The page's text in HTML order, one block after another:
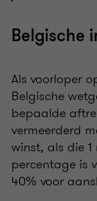
Belgische
Als voorloper
Belgische
bepaalde
vermeerderd
winst, als die
percentage is
40% voor